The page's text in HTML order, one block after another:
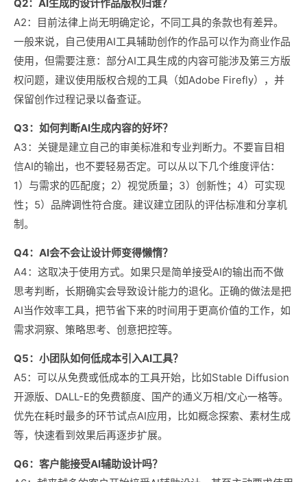
Q2：AI生成的设计作品版权归谁？
A2：目前法律上尚无明确定论，不同工具的条款也有差异。
一般来说，自己使用AI工具辅助创作的作品可以作为商业作品
使用，但需要注意：部分AI工具生成的内容可能涉及第三方版
权问题，建议使用版权合规的工具（如Adobe Firefly），并
保留创作过程记录以备查证。
Q3：如何判断AI生成内容的好坏？
A3：关键是建立自己的审美标准和专业判断力。不要盲目相
信AI的输出，也不要轻易否定。可以从以下几个维度评估：
1）与需求的匹配度；2）视觉质量；3）创新性；4）可实现
性；5）品牌调性符合度。建议建立团队的评估标准和分享机
制。
Q4：AI会不会让设计师变得懒惰？
A4：这取决于使用方式。如果只是简单接受AI的输出而不做
思考判断，长期确实会导致设计能力的退化。正确的做法是把
AI当作效率工具，把节省下来的时间用于更高价值的工作，如
需求洞察、策略思考、创意把控等。
Q5：小团队如何低成本引入AI工具？
A5：可以从免费或低成本的工具开始，比如Stable Diffusion
开源版、DALL-E的免费额度、国产的通义万相/文心一格等。
优先在耗时最多的环节试点AI应用，比如概念探索、素材生成
等，快速看到效果后再逐步扩展。
Q6：客户能接受AI辅助设计吗？